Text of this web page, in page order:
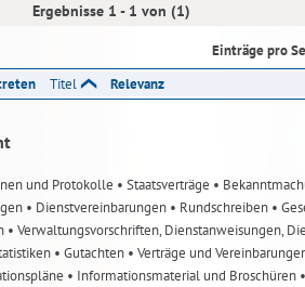
Ergebnisse 1 - 1 von (1)
Einträge pro
Titel Relevanz
und Protokolle • Staatsverträge •
• Dienstvereinbarungen • Rundschreiben •
• Verwaltungsvorschriften, Dienstanweisungen,
• Gutachten • Verträge und
• Informationsmaterial und Broschüren